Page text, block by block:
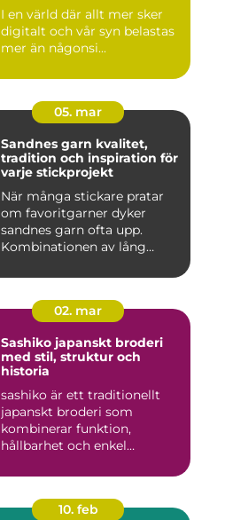
I en värld där allt mer sker
digitalt och vår syn belastas
mer än någonsi...
05. mar
Sandnes garn kvalitet,
tradition och inspiration för
varje stickprojekt
När många stickare pratar
om favoritgarner dyker
sandnes garn ofta upp.
Kombinationen av lång
02. mar
Sashiko japanskt broderi
med stil, struktur och
historia
sashiko är ett traditionellt
japanskt broderi som
kombinerar funktion,
hållbarhet och enkel
10. feb